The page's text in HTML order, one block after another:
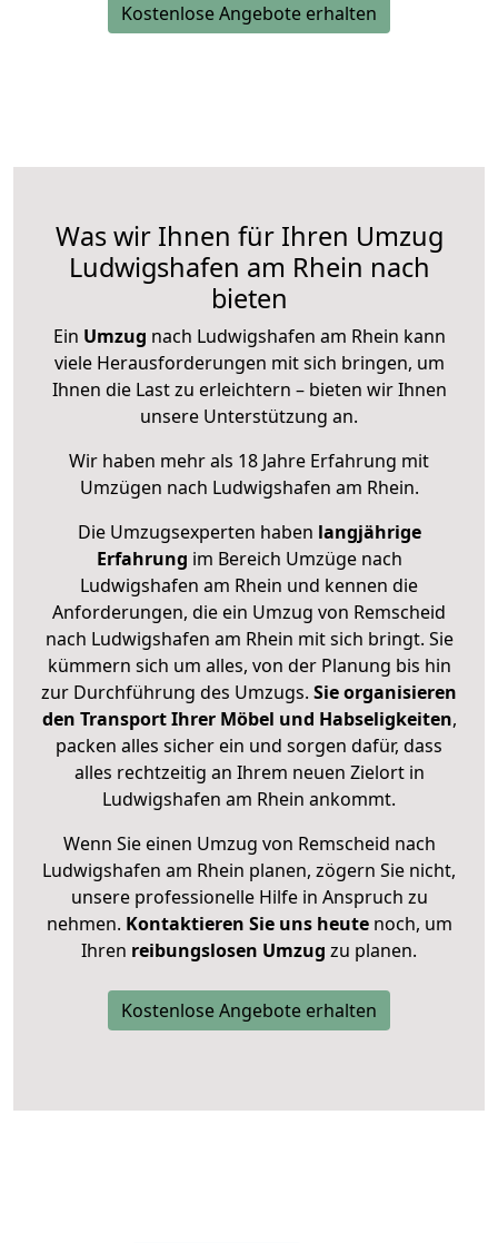
Kostenlose Angebote erhalten
Was wir Ihnen für Ihren Umzug
Ludwigshafen am Rhein nach
bieten
Ein Umzug nach Ludwigshafen am Rhein kann
viele Herausforderungen mit sich bringen, um
Ihnen die Last zu erleichtern – bieten wir Ihnen
unsere Unterstützung an.
Wir haben mehr als 18 Jahre Erfahrung mit
Umzügen nach Ludwigshafen am Rhein.
Die Umzugsexperten haben langjährige
Erfahrung im Bereich Umzüge nach
Ludwigshafen am Rhein und kennen die
Anforderungen, die ein Umzug von Remscheid
nach Ludwigshafen am Rhein mit sich bringt. Sie
kümmern sich um alles, von der Planung bis hin
zur Durchführung des Umzugs. Sie organisieren
den Transport Ihrer Möbel und Habseligkeiten,
packen alles sicher ein und sorgen dafür, dass
alles rechtzeitig an Ihrem neuen Zielort in
Ludwigshafen am Rhein ankommt.
Wenn Sie einen Umzug von Remscheid nach
Ludwigshafen am Rhein planen, zögern Sie nicht,
unsere professionelle Hilfe in Anspruch zu
nehmen. Kontaktieren Sie uns heutenoch, um
Ihren reibungslosen Umzug zu planen.
Kostenlose Angebote erhalten